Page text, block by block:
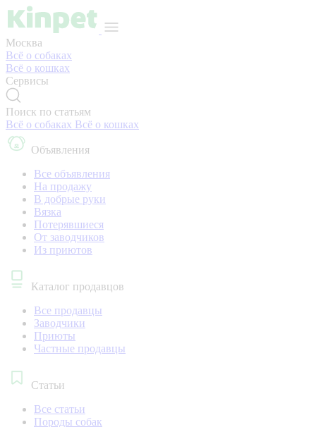
Москва
Всё о собаках
Всё о кошках
Сервисы
Поиск по статьям
Всё о собаках Всё о кошках
Объявления
Все объявления
На продажу
В добрые руки
Вязка
Потерявшиеся
От заводчиков
Из приютов
Каталог продавцов
Все продавцы
Заводчики
Приюты
Частные продавцы
Статьи
Все статьи
Породы собак